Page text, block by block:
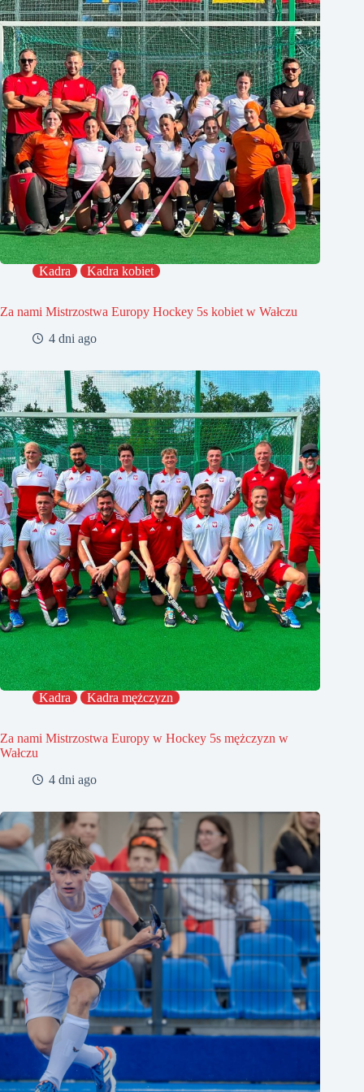
Kadra Kadra kobiet
Za nami Mistrzostwa Europy Hockey 5s kobiet w Wałczu
4 dni ago
Kadra Kadra mężczyzn
Za nami Mistrzostwa Europy w Hockey 5s mężczyzn w
Wałczu
4 dni ago